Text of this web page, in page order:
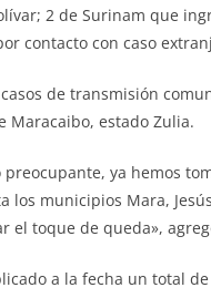
2 de Surinam que
contacto con caso
de transmisión
Maracaibo, estado Zulia.
preocupante, ya hemos
los municipios Mara,
el toque de queda»,
a la fecha un total